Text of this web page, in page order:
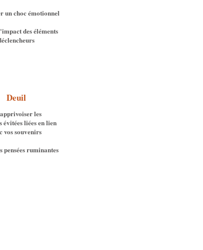
un choc émotionnel
des éléments
Deuil
les
évitées liées en lien
vos souvenirs
pensées ruminantes